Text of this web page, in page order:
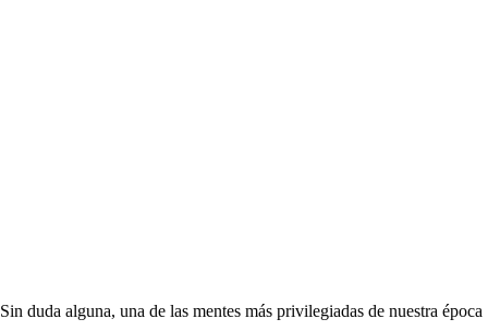
Sin duda alguna, una de las mentes más privilegiadas de nuestra época